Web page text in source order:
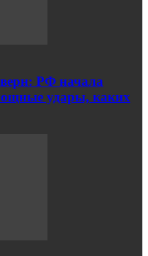
РФ начала
удары, каких